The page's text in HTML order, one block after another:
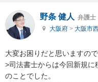
野条 健人 弁護士
大阪府 > 大阪市
大変お困りだと思いますので
>司法書士からは今回新規に
のことでした。